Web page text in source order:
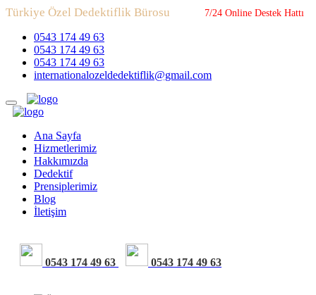
Türkiye Özel Dedektiflik Bürosu 7/24 Online Destek Hattı
0543 174 49 63
0543 174 49 63
0543 174 49 63
internationalozeldedektiflik@gmail.com
Ana Sayfa
Hizmetlerimiz
Hakkımızda
Dedektif
Prensiplerimiz
Blog
İletişim
0543 174 49 63 0543 174 49 63